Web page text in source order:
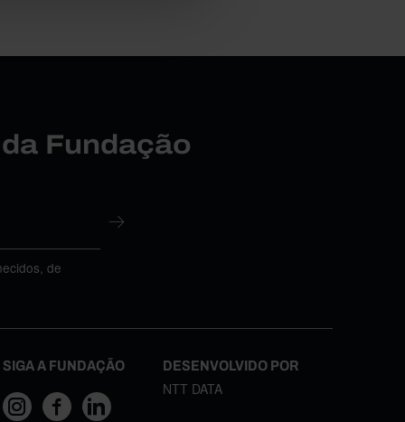
Fundação
de
SIGA A FUNDAÇÃO DESENVOLVIDO POR
NTT DATA